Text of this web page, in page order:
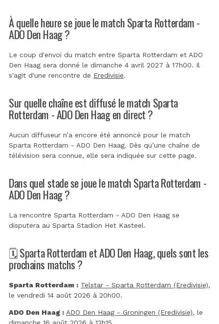
À quelle heure se joue le match Sparta Rotterdam -
ADO Den Haag ?
Le coup d'envoi du match entre Sparta Rotterdam et ADO
Den Haag sera donné le dimanche 4 avril 2027 à 17h00. Il
s'agit d'une rencontre de Eredivisie.
Sur quelle chaîne est diffusé le match Sparta
Rotterdam - ADO Den Haag en direct ?
Aucun diffuseur n’a encore été annoncé pour le match
Sparta Rotterdam - ADO Den Haag. Dès qu’une chaîne de
télévision sera connue, elle sera indiquée sur cette page.
Dans quel stade se joue le match Sparta Rotterdam -
ADO Den Haag ?
La rencontre Sparta Rotterdam - ADO Den Haag se
disputera au Sparta Stadion Het Kasteel.
🗓️ Sparta Rotterdam et ADO Den Haag, quels sont les
prochains matchs ?
Sparta Rotterdam : Telstar - Sparta Rotterdam (Eredivisie),
le vendredi 14 août 2026 à 20h00.
ADO Den Haag : ADO Den Haag - Groningen (Eredivisie), le